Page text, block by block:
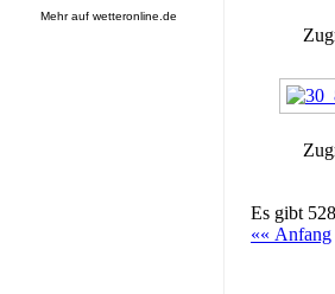
Mehr aufwetteronline.de
Es gibt
«« Anfang